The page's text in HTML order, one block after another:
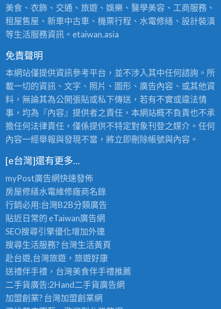
美食、衣飾、交通、旅遊、娛樂、醫學美容、工商服務、
租屋售屋、新車中古車、機票行程、水電修繕、設計裝潢
等生活服務資訊。etaiwan.asia
免責聲明
本網站僅提供資訊參考平台，並不涉入其中任何諮詢。所
載一切的資訊、文字、照片、圖形、廣告內容、或其他資
料，無論其為公開張貼或私下傳送，若有不實或違法情
事，均為『內容』提供者之責任，本網站概不負責也不承
擔任何法律責任，僅係提供不特定對象刊登之媒介。任何
內容一經舉報與發現不當，將立即刪除帳號與內容。
[e台灣]還有更多…
myPost廣告網快速發佈
房屋修繕水電維修廠商名錄
行銷必用:台灣B2B分類廣告
貼近日常的 eTaiwan廣告網
SEO搜尋引擎優化增加外連
搜尋生活服務? 台灣生活黃頁
赴台遊,台灣旅遊，旅遊好康
送禮伴手禮，台灣美食伴手禮推薦
二手貨廣告:2Hand二手貨廣告網
加盟創業? 台灣加盟創業網